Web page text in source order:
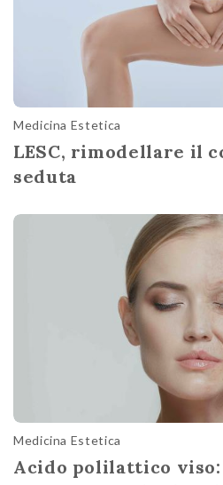
Medicina Estetica
LESC, rimodellare il
seduta
Medicina Estetica
Acido polilattico viso: